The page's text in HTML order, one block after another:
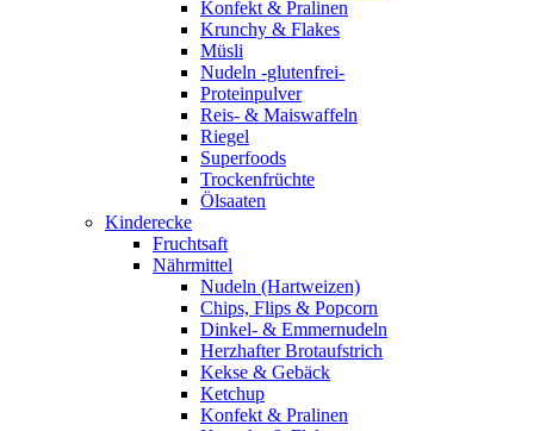
Konfekt & Pralinen
Krunchy & Flakes
Müsli
Nudeln -glutenfrei-
Proteinpulver
Reis- & Maiswaffeln
Riegel
Superfoods
Trockenfrüchte
Ölsaaten
Kinderecke
Fruchtsaft
Nährmittel
Nudeln (Hartweizen)
Chips, Flips & Popcorn
Dinkel- & Emmernudeln
Herzhafter Brotaufstrich
Kekse & Gebäck
Ketchup
Konfekt & Pralinen